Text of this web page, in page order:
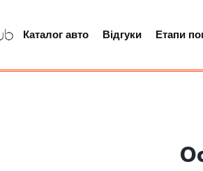
Каталог авто Відгуки Етапи